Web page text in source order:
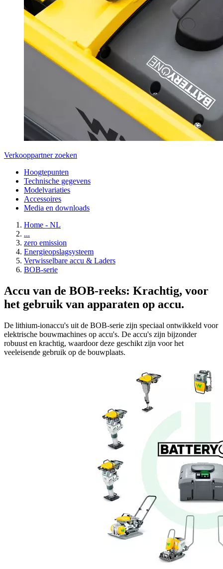
Verkooppartner zoeken
Hoogtepunten
Technische gegevens
Modelvariaties
Accessoires
Media en downloads
Home - NL
...
zero emission
Energieopslagsysteem
Verwisselbare accu & Laders
BOB-serie
Accu van de BOB-reeks: Krachtig, voor
het gebruik van apparaten op accu.
De lithium-ionaccu's uit de BOB-serie zijn speciaal ontwikkeld voor
elektrische bouwmachines op accu's. De accu's zijn bijzonder
robuust en krachtig, waardoor deze geschikt zijn voor het
veeleisende gebruik op de bouwplaats.